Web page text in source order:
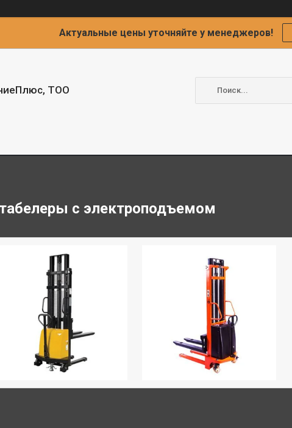
Актуальные цены уточняйте у менеджеров!
ТОО
с электроподъемом